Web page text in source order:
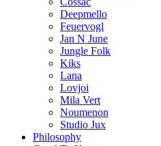
Deepmello
Feuervogl
Jan N June
Jungle Folk
Kiks
Lana
Lovjoi
Mila Vert
Noumenon
Studio Jux
Philosophy